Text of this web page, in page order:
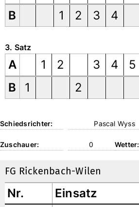
B 1 2 3 4
3. Satz
A 1 2 3 4 5
B
1 2
Schiedsrichter: Pascal Wyss
Zuschauer: 0 Wetter:
FG Rickenbach-Wilen
Nr. Einsatz